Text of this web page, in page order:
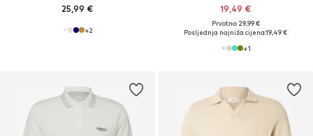
25,99 €
+2
19,49 €
Prvotno: 29,99 €
Posljednja najniža cijena:19,49 €
+1